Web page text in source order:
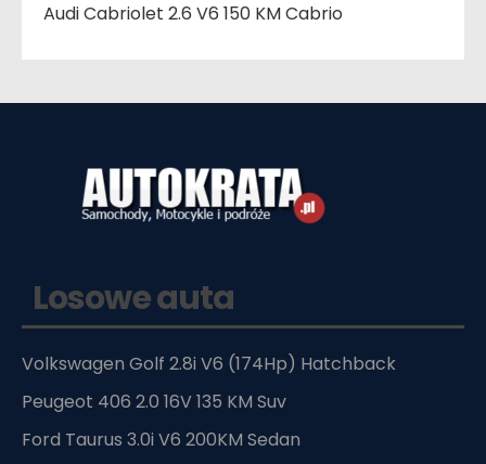
Audi Cabriolet 2.6 V6 150 KM Cabrio
Losowe auta
Volkswagen Golf 2.8i V6 (174Hp) Hatchback
Peugeot 406 2.0 16V 135 KM Suv
Ford Taurus 3.0i V6 200KM Sedan